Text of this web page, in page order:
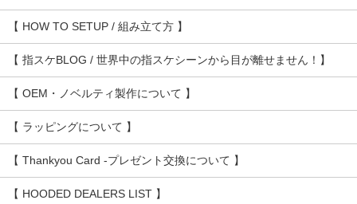
【 HOW TO SETUP / 組み立て方 】
【 指スケBLOG / 世界中の指スケシーンから目が離せません！】
【 OEM・ノベルティ製作について 】
【 ラッピングについて 】
【 Thankyou Card -プレゼント交換について 】
【 HOODED DEALERS LIST 】